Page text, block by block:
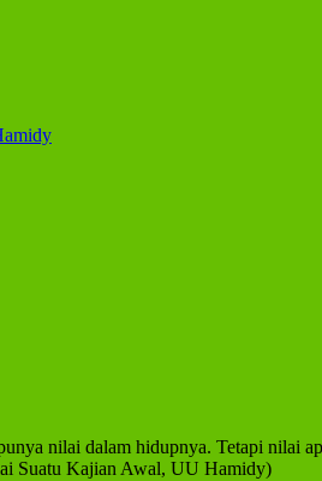
nilai dalam hidupnya. Tetapi nilai
Suatu Kajian Awal, UU Hamidy)